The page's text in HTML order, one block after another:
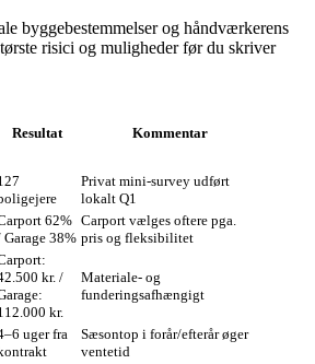
byggebestemmelser og håndværkerens
risici og muligheder før du skriver
Resultat Kommentar
Privat mini‑survey udført
lokalt Q1
62%
Garage 38%
Carport vælges oftere pga.
pris og fleksibilitet
kr. /
kr.
Materiale- og
funderingsafhængigt
uger fra
Sæsontop i forår/efterår øger
ventetid